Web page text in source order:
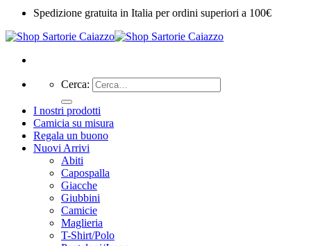
Spedizione gratuita in Italia per ordini superiori a 100€
Cerca:
I nostri prodotti
Camicia su misura
Regala un buono
Nuovi Arrivi
Abiti
Capospalla
Giacche
Giubbini
Camicie
Maglieria
T-Shirt/Polo